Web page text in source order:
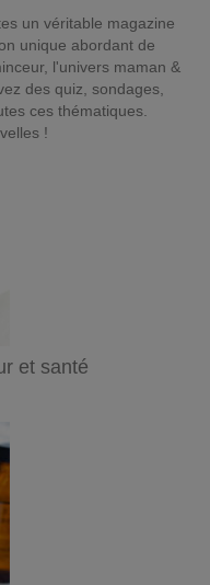
un véritable magazine
unique abordant de
l'univers maman &
des quiz, sondages,
ces thématiques.
!
et santé